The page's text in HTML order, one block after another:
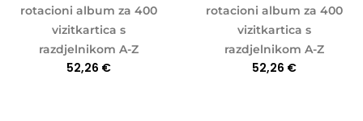
rotacioni album za 400
vizitkartica s
razdjelnikom A-Z
52,26 €
rotacioni album za 400
vizitkartica s
razdjelnikom A-Z
52,26 €